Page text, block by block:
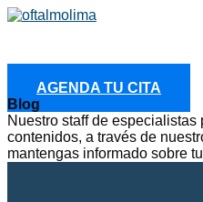
Ir
AGENDA TU CITA
Blog
Nuestro staff de
contenidos, a través de
mantengas informado sobre